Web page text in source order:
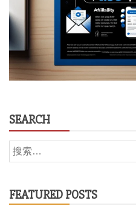
SEARCH
搜
索：
FEATURED POSTS